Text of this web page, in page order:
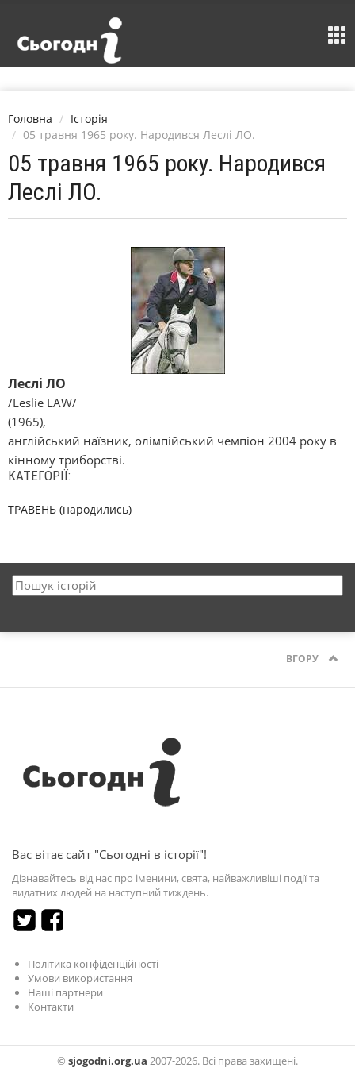
Головна
Історія
05 травня 1965 року. Народився Леслі ЛО.
05 травня 1965 року. Народився
Леслі ЛО.
Леслі ЛО
/Leslie LAW/
(1965),
англійський наїзник, олімпійський чемпіон 2004 року в
кінному триборстві.
КАТЕГОРІЇ:
ТРАВЕНЬ (народились)
ВГОРУ
Вас вітає сайт "Сьогодні в історії"!
Дізнавайтесь від нас про іменини, свята, найважливіші події та
видатних людей на наступний тиждень.
Політика конфіденційності
Умови використання
Наші партнери
Контакти
© sjogodni.org.ua 2007-2026. Всі права захищені.